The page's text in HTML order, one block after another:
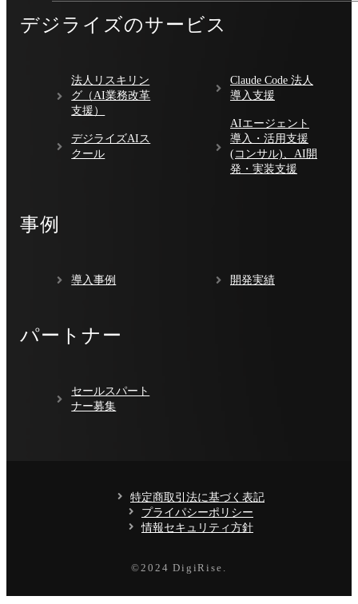
デジライズのサービス
法人リスキリン
グ（AI業務改革
支援）
デジライズAIス
クール
Claude Code 法人
導入支援
AIエージェント
導入・活用支援
(コンサル)、AI開
発・実装支援
事例
導入事例 開発実績
パートナー
セールスパート
ナー募集
©️2024 DigiRise.
特定商取引法に基づく表記
プライパシーポリシー
情報セキュリティ方針